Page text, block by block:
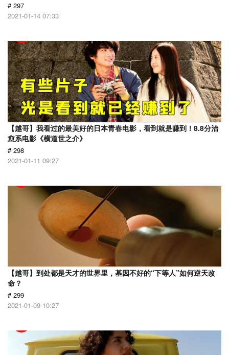
# 297
2021-01-14 07:33
【越哥】我看过的最美好的日本青春电影，看到就是赚到！8.8分治
愈系电影《横道世之介》
# 298
2021-01-11 09:27
【越哥】到处都是天才的世界里，基因不好的“下等人”如何逆天改
命？
# 299
2021-01-09 10:27